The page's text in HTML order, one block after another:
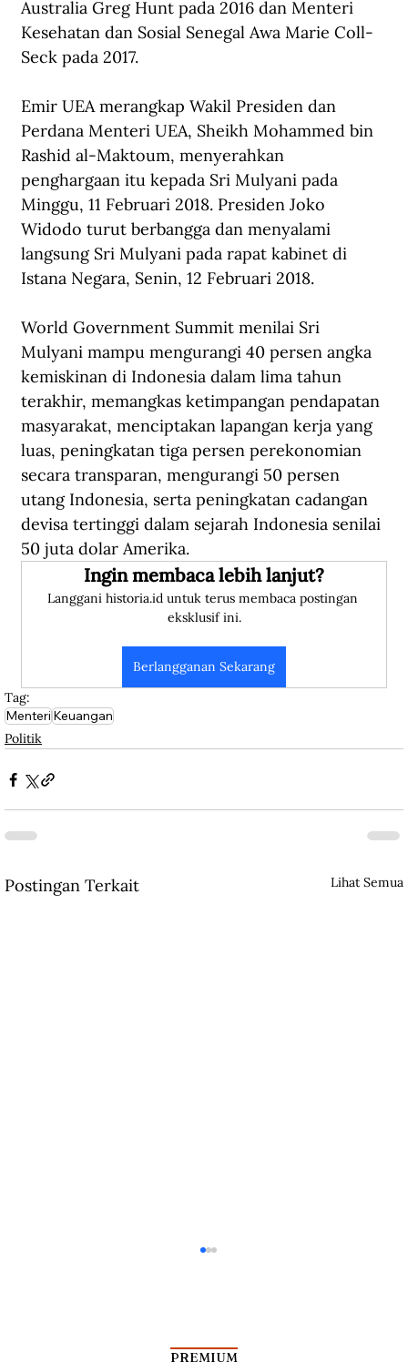
Australia Greg Hunt pada 2016 dan Menteri
Kesehatan dan Sosial Senegal Awa Marie Coll-
Seck pada 2017.
Emir UEA merangkap Wakil Presiden dan
Perdana Menteri UEA, Sheikh Mohammed bin
Rashid al-Maktoum, menyerahkan
penghargaan itu kepada Sri Mulyani pada
Minggu, 11 Februari 2018. Presiden Joko
Widodo turut berbangga dan menyalami
langsung Sri Mulyani pada rapat kabinet di
Istana Negara, Senin, 12 Februari 2018.
World Government Summit menilai Sri
Mulyani mampu mengurangi 40 persen angka
kemiskinan di Indonesia dalam lima tahun
terakhir, memangkas ketimpangan pendapatan
masyarakat, menciptakan lapangan kerja yang
luas, peningkatan tiga persen perekonomian
secara transparan, mengurangi 50 persen
utang Indonesia, serta peningkatan cadangan
devisa tertinggi dalam sejarah Indonesia senilai
50 juta dolar Amerika.
Ingin membaca lebih lanjut?
Langgani historia.id untuk terus membaca postingan
eksklusif ini.
Berlangganan Sekarang
Tag:
MenteriKeuangan
Politik
Postingan Terkait Lihat Semua
PREMIUM